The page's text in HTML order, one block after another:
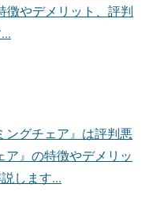
徴やデメリット、評判
ングチェア』は評判悪
ア』の特徴やデメリッ
します...